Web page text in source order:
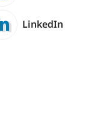
LinkedIn